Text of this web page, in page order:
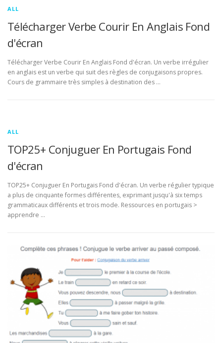
ALL
Télécharger Verbe Courir En Anglais Fond
d'écran
Télécharger Verbe Courir En Anglais Fond d'écran. Un verbe irrégulier
en anglais est un verbe qui suit des règles de conjugaisons propres.
Cours de grammaire très simples à destination des …
ALL
TOP25+ Conjuguer En Portugais Fond
d'écran
TOP25+ Conjuguer En Portugais Fond d'écran. Un verbe régulier typique
a plus de cinquante formes différentes, exprimant jusqu'à six temps
grammaticaux différents et trois mode. Ressources en portugais >
apprendre …